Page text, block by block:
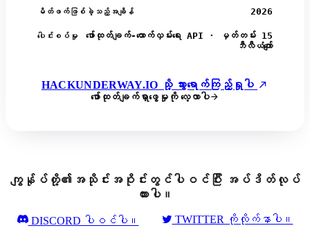
မိတ်ဖက်ဖြစ်ခဲ့သည့်အချိန် 2026
ပေါင်းစပ်မှု
ဖော်ထုတ်ချက်-ထောက်လှမ်းရေး API · မှတ်တမ်း 15
ဘီလီယံကျော်
HACKUNDERWAY.IO သို့ သွားရောက်ကြည့်ရှုပါ
ဖော်ထုတ်ချက်ရှာဖွေမှုကို လေ့လာပါ
ကျွန်ုပ်တို့၏အသိုင်းအဝိုင်းတွင်ပါဝင်ပြီး အပ်ဒိတ်လုပ်
ထားပါ။
DISCORD ပါဝင်ပါ။ TWITTER ကိုလိုက်နာပါ။